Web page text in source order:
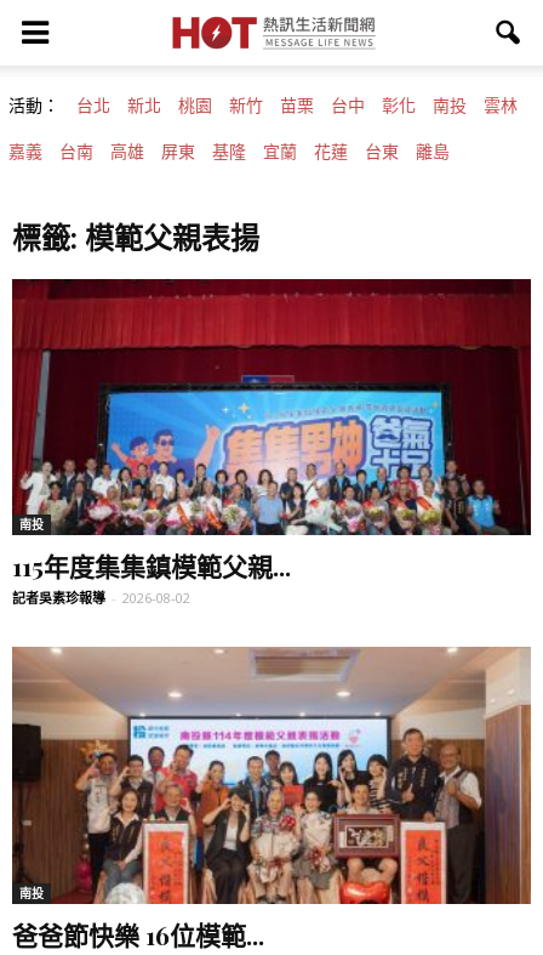
活動： 台北 新北 桃園 新竹 苗栗 台中 彰化 南投 雲林
嘉義 台南 高雄 屏東 基隆 宜蘭 花蓮 台東 離島
標籤: 模範父親表揚
南投
115年度集集鎮模範父親...
記者吳素珍報導 - 2026-08-02
南投
爸爸節快樂 16位模範...